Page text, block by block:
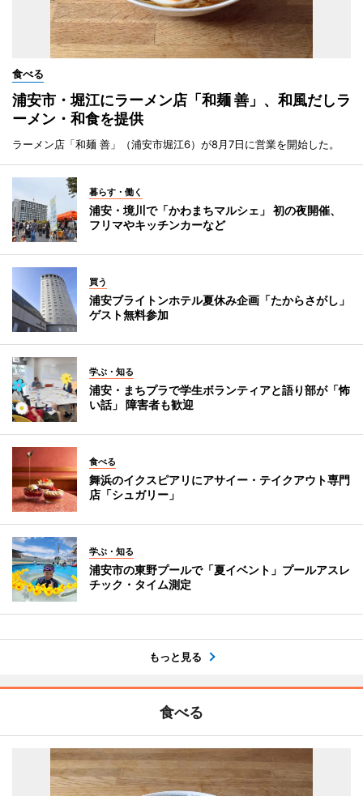
食べる
浦安市・堀江にラーメン店「和麺 善」、和風だしラ
ーメン・和食を提供
ラーメン店「和麺 善」（浦安市堀江6）が8月7日に営業を開始した。
暮らす・働く
浦安・境川で「かわまちマルシェ」 初の夜開催、
フリマやキッチンカーなど
買う
浦安ブライトンホテル夏休み企画「たからさがし」
ゲスト無料参加
学ぶ・知る
浦安・まちプラで学生ボランティアと語り部が「怖
い話」 障害者も歓迎
食べる
舞浜のイクスピアリにアサイー・テイクアウト専門
店「シュガリー」
学ぶ・知る
浦安市の東野プールで「夏イベント」プールアスレ
チック・タイム測定
もっと見る
食べる